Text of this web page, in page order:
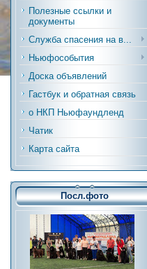
Полезные ссылки и
документы
Служба спасения на в...
Ньюфособытия
Доска объявлений
Гастбук и обратная связь
о НКП Ньюфаундленд
Чатик
Карта сайта
Посл.фото